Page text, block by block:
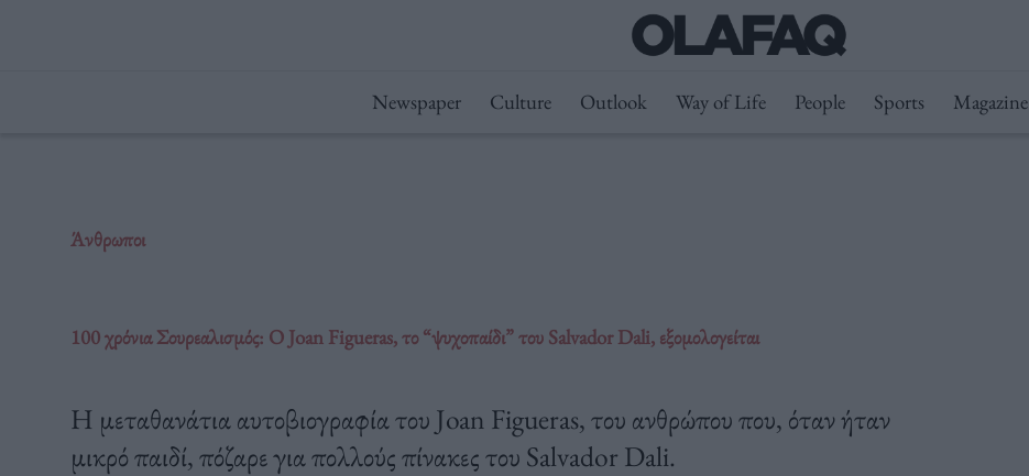
Newspaper Culture Outlook Way of Life People Sports Magazine
Άνθρωποι
100 χρόνια Σουρεαλισμός: Ο Joan Figueras, το “ψυχοπαίδι” του Salvador Dali, εξομολογείται
Η μεταθανάτια αυτοβιογραφία του Joan Figueras, του ανθρώπου που, όταν ήταν
μικρό παιδί, πόζαρε για πολλούς πίνακες του Salvador Dali.